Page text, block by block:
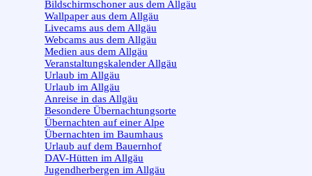
Bildschirmschoner aus dem Allgäu
Wallpaper aus dem Allgäu
Livecams aus dem Allgäu
Webcams aus dem Allgäu
Medien aus dem Allgäu
Veranstaltungskalender Allgäu
Urlaub im Allgäu
Urlaub im Allgäu
Anreise in das Allgäu
Besondere Übernachtungsorte
Übernachten auf einer Alpe
Übernachten im Baumhaus
Urlaub auf dem Bauernhof
DAV-Hütten im Allgäu
Jugendherbergen im Allgäu